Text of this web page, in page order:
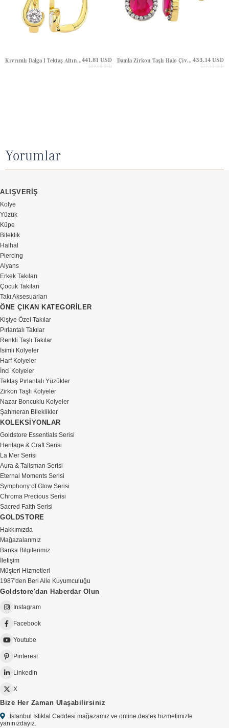
Kıvrımlı Dalga J Tektaş Altın Küpe441.81 USD
589.08 USD
Damla Zirkon Taşlı Halo Çivili Altın Küpe 433.14 USD
577.53 USD
Yorumlar
ALIŞVERİŞ
Kolye
Yüzük
Küpe
Bileklik
Halhal
Piercing
Alyans
Erkek Takıları
Çocuk Takıları
Takı Aksesuarları
ÖNE ÇIKAN KATEGORİLER
Kişiye Özel Takılar
Pırlantalı Takılar
Renkli Taşlı Takılar
İsimli Kolyeler
Harf Kolyeler
İnci Kolyeler
Tektaş Pırlantalı Yüzükler
Zirkon Taşlı Kolyeler
Nazar Boncuklu Kolyeler
Şahmeran Bileklikler
KOLEKSİYONLAR
Goldstore Essentials Serisi
Heritage & Craft Serisi
La Mer Serisi
Aura & Talisman Serisi
Eternal Moments Serisi
Symphony of Glow Serisi
Chroma Precious Serisi
Sacred Faith Serisi
GOLDSTORE
Hakkımızda
Mağazalarımız
Banka Bilgilerimiz
İletişim
Müşteri Hizmetleri
1987'den Beri Aile Kuyumculuğu
Goldstore'dan Haberdar Olun
Instagram
Facebook
Youtube
Pinterest
Linkedin
X
Bize Her Zaman Ulaşabilirsiniz
İstanbul İstiklal Caddesi mağazamız ve online destek hizmetimizle
yanınızdayız.